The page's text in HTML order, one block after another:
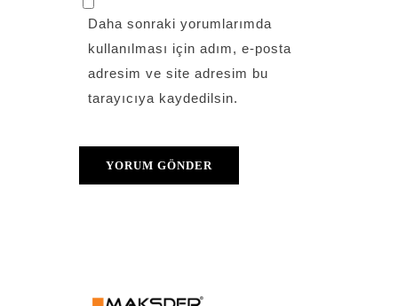
Daha sonraki yorumlarımda
kullanılması için adım, e-posta
adresim ve site adresim bu
tarayıcıya kaydedilsin.